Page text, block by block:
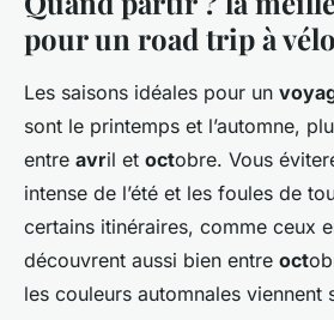
pour un road trip à vélo
Les saisons idéales pour un
sont le printemps et l’automne,
entre avril et octobre. Vous
intense de l’été et les foules de
certains itinéraires, comme ceux
découvrent aussi bien entre oct
les couleurs automnales viennent